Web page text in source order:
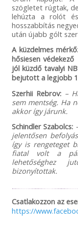
szögletet rúgtak,
lehúzta a rolót
hosszabbítás
után újabb gólt
A küzdelmes
hősiesen
jól küzdő tavalyi
bejutott a legjobb
Szerhii Rebrov: –
sem mentség. Ha
akkor így járunk.
Schindler Szabolcs:
jelentősen
így is rengeteget
fiatal volt a
lehetőséghez
bizonyítottak.
Csatlakozzon az
https://